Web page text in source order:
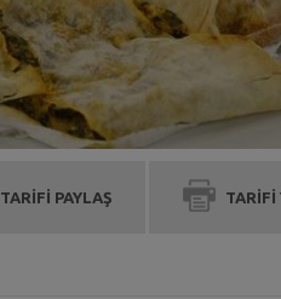
TARİFİ PAYLAŞ TARİFİ